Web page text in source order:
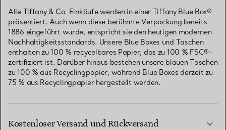
Alle Tiffany & Co. Einkäufe werden in einer Tiffany Blue Box®
präsentiert. Auch wenn diese berühmte Verpackung bereits
1886 eingeführt wurde, entspricht sie den heutigen modernen
Nachhaltigkeitsstandards. Unsere Blue Boxes und Taschen
enthalten zu 100 % recycelbares Papier, das zu 100 % FSC®-
zertifiziert ist. Darüber hinaus bestehen unsere blauen Taschen
zu 100 % aus Recyclingpapier, während Blue Boxes derzeit zu
75 % aus Recyclingpapier hergestellt werden.
Kostenloser Versand und Rückversand